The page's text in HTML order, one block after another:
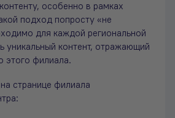
особенно в рамках
подход попросту «не
для каждой региональной
уникальный контент, отражающий
этого филиала.
странице филиала